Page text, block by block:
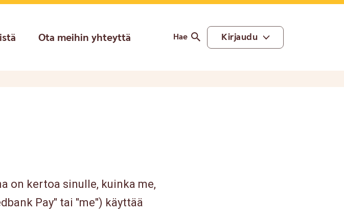
Ota meihin yhteyttä Hae Kirjaudu
on kertoa sinulle, kuinka me,
Pay" tai "me") käyttää